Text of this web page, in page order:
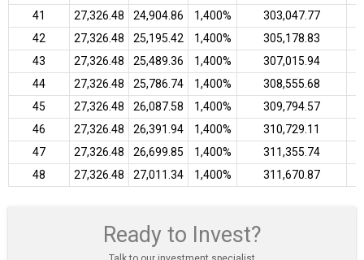
41
₹27,326.48 ₹24,904.86 1,400%
₹303,047.77
42
₹27,326.48 ₹25,195.42 1,400%
₹305,178.83
43
₹27,326.48 ₹25,489.36 1,400%
₹307,015.94
44
₹27,326.48 ₹25,786.74 1,400%
₹308,555.68
45
₹27,326.48 ₹26,087.58 1,400%
₹309,794.57
46
₹27,326.48 ₹26,391.94 1,400%
₹310,729.11
47
₹27,326.48 ₹26,699.85 1,400%
₹311,355.74
48
₹27,326.48 ₹27,011.34 1,400% ₹311,670.87
Ready to Invest?